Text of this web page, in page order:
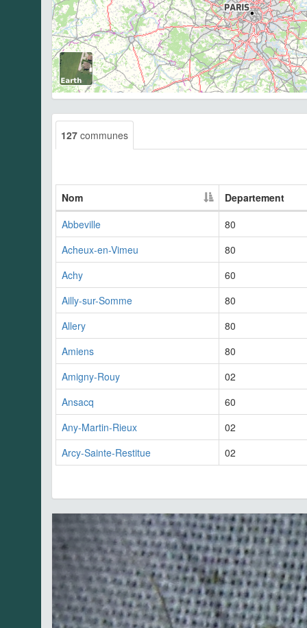
127 communes
Nom
Departement
Abbeville
80
Acheux-en-Vimeu
80
Achy
60
Ailly-sur-Somme
80
Allery
80
Amiens
80
Amigny-Rouy
02
Ansacq
60
Any-Martin-Rieux
02
Arcy-Sainte-Restitue
02